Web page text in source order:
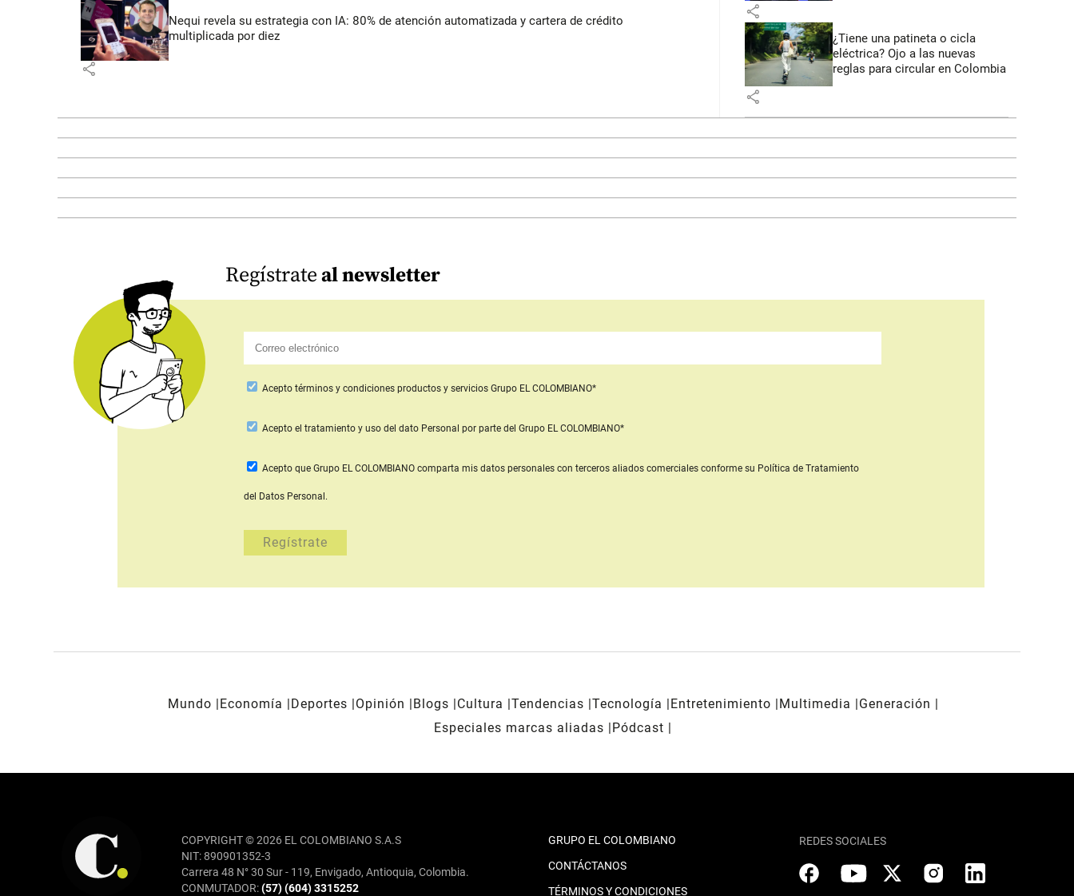
Nequi revela su estrategia con IA: 80% de atención automatizada y cartera de crédito
multiplicada por diez
share
share
¿Tiene una patineta o cicla
eléctrica? Ojo a las nuevas
reglas para circular en Colombia
share
Regístrateal newsletter
Acepto términos y condiciones productos y servicios Grupo EL COLOMBIANO*
Aceptoel tratamiento y uso del dato Personal por parte del Grupo EL COLOMBIANO*
Acepto que Grupo EL COLOMBIANO comparta mis datos personales con terceros aliados comercialesconforme su Política de Tratamiento
del Datos Personal.
Mundo Economía Deportes Opinión Blogs Cultura Tendencias Tecnología Entretenimiento Multimedia
Generación
Especiales marcas aliadas
Pódcast
COPYRIGHT © 2026 EL COLOMBIANO S.A.S
NIT: 890901352-3
Carrera 48 N° 30 Sur - 119, Envigado, Antioquia, Colombia.
CONMUTADOR:(57) (604) 3315252
GRUPO EL COLOMBIANO
CONTÁCTANOS
TÉRMINOS Y CONDICIONES
REDES SOCIALES